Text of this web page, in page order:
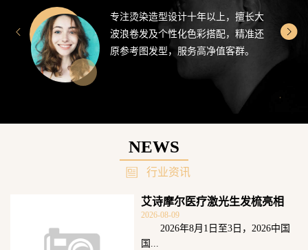
专注烫染造型设计十年以上，擅长大
波浪卷发及个性化色彩搭配，精准还
原参考图发型，服务高净值客群。
NEWS
行业资讯
艾诗摩尔医疗激光生发梳亮相
2026头皮健
2026-08-09
2026年8月1日至3日，2026中国
国...